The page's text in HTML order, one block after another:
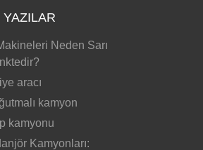
YAZILAR
Neden Sarı
aracı
kamyon
kamyonu
Kamyonları: